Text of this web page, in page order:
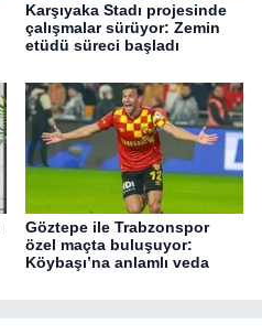
Karşıyaka Stadı projesinde
çalışmalar sürüyor: Zemin
etüdü süreci başladı
Göztepe ile Trabzonspor
özel maçta buluşuyor:
Köybaşı’na anlamlı veda